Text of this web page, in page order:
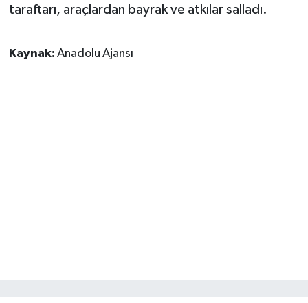
taraftarı, araçlardan bayrak ve atkılar salladı.
Kaynak: Anadolu Ajansı